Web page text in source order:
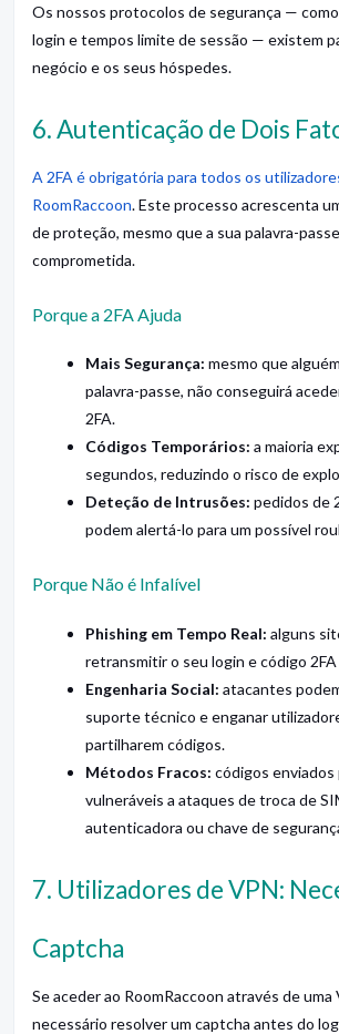
Os nossos protocolos de segurança —
login e tempos limite de sessão — existem
negócio e os seus hóspedes.
6. Autenticação de Dois
A 2FA é obrigatória para todos os
RoomRaccoon. Este processo acrescenta
de proteção, mesmo que a sua palavra-
comprometida.
Porque a 2FA Ajuda
Mais Segurança: mesmo que
palavra-passe, não conseguirá
2FA.
Códigos Temporários: a maioria
segundos, reduzindo o risco de
Deteção de Intrusões: pedidos de
podem alertá-lo para um possível
Porque Não é Infalível
Phishing em Tempo Real: alguns
retransmitir o seu login e código
Engenharia Social: atacantes
suporte técnico e enganar
partilharem códigos.
Métodos Fracos: códigos enviados
vulneráveis a ataques de troca de
autenticadora ou chave de
7. Utilizadores de VPN:
Captcha
Se aceder ao RoomRaccoon através de uma
necessário resolver um captcha antes do